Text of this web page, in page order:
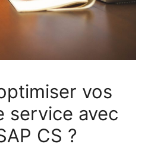
vos
service avec
CS ?